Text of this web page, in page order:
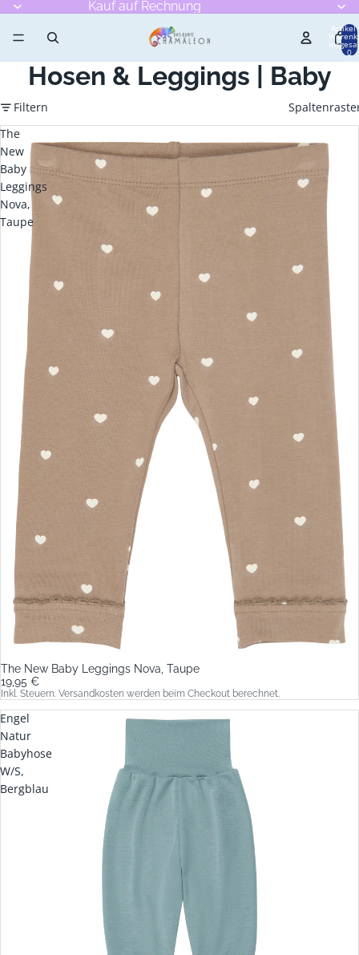
Kauf auf Rechnung
Artikel
0
Hosen & Leggings | Baby
Filtern
The
New
Baby
Leggings
Nova,
Taupe
The New Baby Leggings Nova, Taupe
19,95 €
Inkl. Steuern. Versandkosten werden beim Checkout berechnet.
Engel
Natur
Babyhose
W/S,
Bergblau